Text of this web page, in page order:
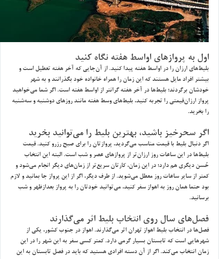
اول به پروازهاي اواسط هفته نگاه كنيد
بليط‌هاي ارزان را در اواسط هفته پيدا كنيد. از آن‌جايي كه آخر هفته تعطيل است و
بيشتر افراد مايل هستند كه اين زمان را همراه خانواده خود بگذرانند و به شهر
خودشان برگردند؛ بليط‌ها در آخر هفته گرانتر از اواسط هفته است. اگر شما مي‌خواهيد
پرواز ارزان‌قيمتي را تجربه كنيد، بليط‌هاي وسط هفته مانند روزهاي دوشنبه و سه‌شنبه
را بخريد.
اگر سحرخيز باشيد، بهترين بليط را مي‌توانيد بخريد
اگر دنبال بليط با قيمت مناسب مي‌گرديد، پروازتان را براي صبح رزرو كنيد. قيمت
بليط‌ها در اين ساعات روز ارزان‌تر از پروازهاي عصر و شب است. البته اين انتخاب
حُسن ديگري هم دارد؛ در اين زمان، كارتان سريع‌تر از زمان‌هاي ديگر انجام مي‌شود و
كمتر از ساير ساعات روز معطل مي‌شويد. از طرف ديگر، اگر از اين پرواز جا بمانيد و لازم
بود حتما همان روز به اهواز سفر كنيد، مي‌توانيد خودتان را به پرواز بعدازظهر و شب
برسانيد.
فصل‌هاي سال روي انتخاب بليط اثر مي‌گذارند
فصل‌ها در انتخاب بليط اهواز تهران اثر مي‌گذارند. اهواز در جنوب كشور، يكي از
شهرهايي است كه تابستان بسيار گرمي دارد. كمتر كسي سفر به اين شهر را در اين
زمان انتخاب مي‌كند. اگر از آن دسته افرادي هستيد كه بايد در فصل تابستان به اين